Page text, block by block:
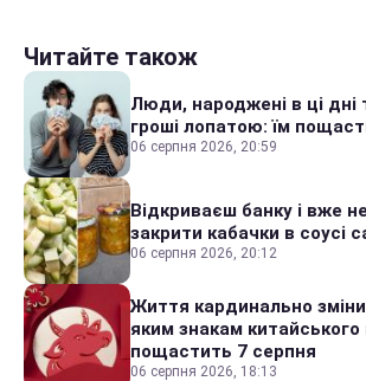
Читайте також
Люди, народжені в ці дні
гроші лопатою: їм
06 серпня 2026, 20:59
Відкриваєш банку і вже
закрити кабачки в соусі
06 серпня 2026, 20:12
Життя кардинально
яким знакам китайського
пощастить 7 серпня
06 серпня 2026, 18:13